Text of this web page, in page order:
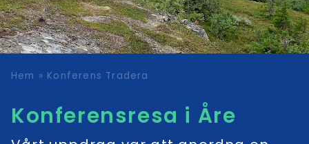
Hem » Konferens Tradera
Konferensresa i Åre